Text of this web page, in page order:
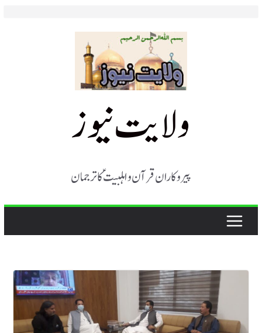
ولایت نیوز
پیروکاران قرآن و اہلبیت ؑ کا ترجمان